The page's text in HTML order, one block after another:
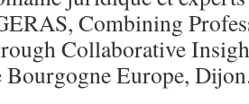
Combining
Collaborative
Bourgogne Europe,